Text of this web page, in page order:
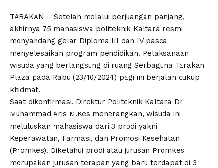
TARAKAN – Setelah melalui perjuangan panjang,
akhirnya 75 mahasiswa politeknik Kaltara resmi
menyandang gelar Diploma III dan IV pasca
menyelesaikan program pendidikan. Pelaksanaan
wisuda yang berlangsung di ruang Serbaguna Tarakan
Plaza pada Rabu (23/10/2024) pagi ini berjalan cukup
khidmat.
Saat dikonfirmasi, Direktur Politeknik Kaltara Dr
Muhammad Aris M.Kes menerangkan, wisuda ini
meluluskan mahasiswa dari 3 prodi yakni
Keperawatan, Farmasi, dan Promosi Kesehatan
(Promkes). Diketahui prodi atau jurusan Promkes
merupakan jurusan terapan yang baru terdapat di 3